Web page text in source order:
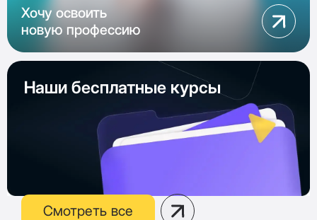
Хочу освоить
новую профессию
Наши бесплатные курсы
Смотреть все